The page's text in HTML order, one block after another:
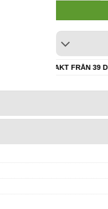
🚚 FRAKT FRÅN 39